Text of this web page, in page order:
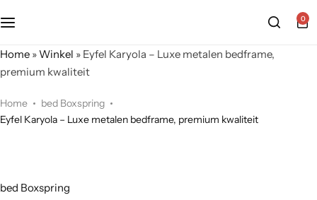
0
Home »Winkel » Eyfel Karyola – Luxe metalen bedframe,
premium kwaliteit
Home
bed Boxspring
Eyfel Karyola – Luxe metalen bedframe, premium kwaliteit
bed Boxspring